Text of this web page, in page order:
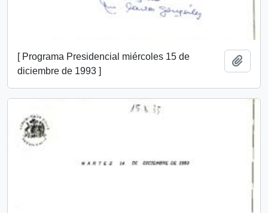
[ Programa Presidencial miércoles 15 de
diciembre de 1993 ]